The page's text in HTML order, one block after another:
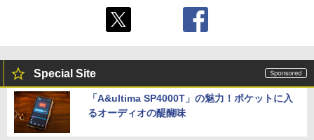
￥1,210
Special Site
「A&ultima SP4000T」の魅力！ポケットに入
るオーディオの醍醐味